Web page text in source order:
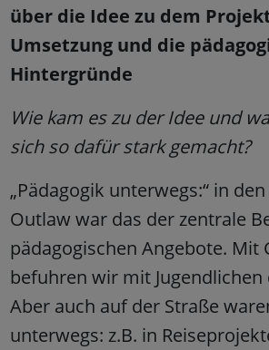
über die Idee zu dem
Umsetzung und die
Hintergründe
Wie kam es zu der Idee und
sich so dafür stark gemacht?
„Pädagogik unterwegs:“ in
Outlaw war das der zentrale
pädagogischen Angebote. Mit
befuhren wir mit Jugendlichen
Aber auch auf der Straße
unterwegs: z.B. in